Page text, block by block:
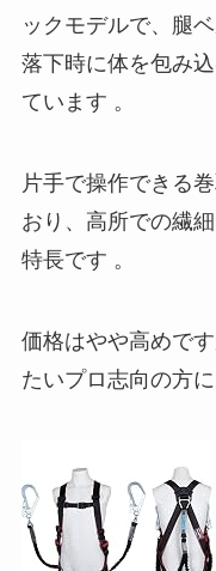
ックモデルで、腿
落下時に体を包み
ています 。
片手で操作できる
おり、高所での繊
特長です 。
価格はやや高めで
たいプロ志向の方